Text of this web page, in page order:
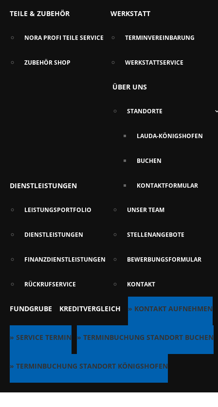
TEILE & ZUBEHÖR
NORA PROFI TEILE SERVICE
ZUBEHÖR SHOP
WERKSTATT
TERMINVEREINBARUNG
WERKSTATTSERVICE
DIENSTLEISTUNGEN
LEISTUNGSPORTFOLIO
DIENSTLEISTUNGEN
FINANZDIENSTLEISTUNGEN
RÜCKRUFSERVICE
ÜBER UNS
STANDORTE
LAUDA-KÖNIGSHOFEN
BUCHEN
KONTAKTFORMULAR
UNSER TEAM
STELLENANGEBOTE
BEWERBUNGSFORMULAR
KONTAKT
FUNDGRUBE KREDITVERGLEICH » KONTAKT AUFNEHMEN
» SERVICE TERMIN » TERMINBUCHUNG STANDORT BUCHEN
» TERMINBUCHUNG STANDORT KÖNIGSHOFEN